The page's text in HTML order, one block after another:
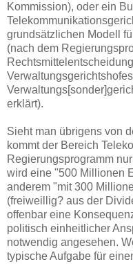
Kommission), oder ein
grundsätzlichen Modell
(nach dem
erklärt).
Sieht man übrigens von
kommt der Bereich
Regierungsprogramm
wird eine "500 Millionen
anderem "mit 300
(freiweillig? aus der
offenbar eine
politisch einheitlicher
notwendig angesehen.
typische Aufgabe für